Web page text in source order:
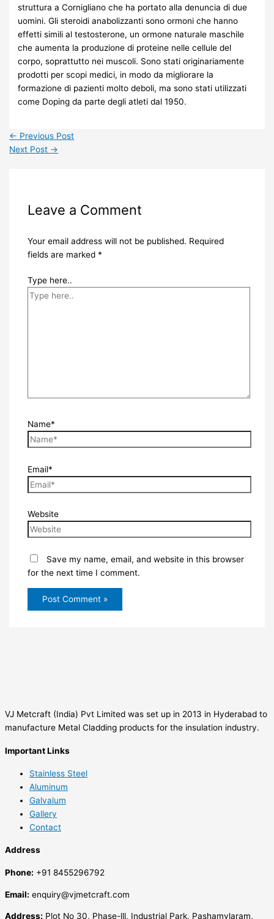
struttura a Cornigliano che ha portato alla denuncia di due
uomini. Gli steroidi anabolizzanti sono ormoni che hanno
effetti simili al testosterone, un ormone naturale maschile
che aumenta la produzione di proteine ​​nelle cellule del
corpo, soprattutto nei muscoli. Sono stati originariamente
prodotti per scopi medici, in modo da migliorare la
formazione di pazienti molto deboli, ma sono stati utilizzati
come Doping da parte degli atleti dal 1950.
← Previous Post
Next Post →
Leave a Comment
Your email address will not be published. Required
fields are marked *
Type here..
Name*
Email*
Website
Save my name, email, and website in this browser
for the next time I comment.
VJ Metcraft (India) Pvt Limited was set up in 2013 in Hyderabad to
manufacture Metal Cladding products for the insulation industry.
Important Links
Stainless Steel
Aluminum
Galvalum
Gallery
Contact
Address
Phone: +91 8455296792
Email: enquiry@vjmetcraft.com
Address: Plot No 30, Phase-lll, Industrial Park, Pashamylaram,